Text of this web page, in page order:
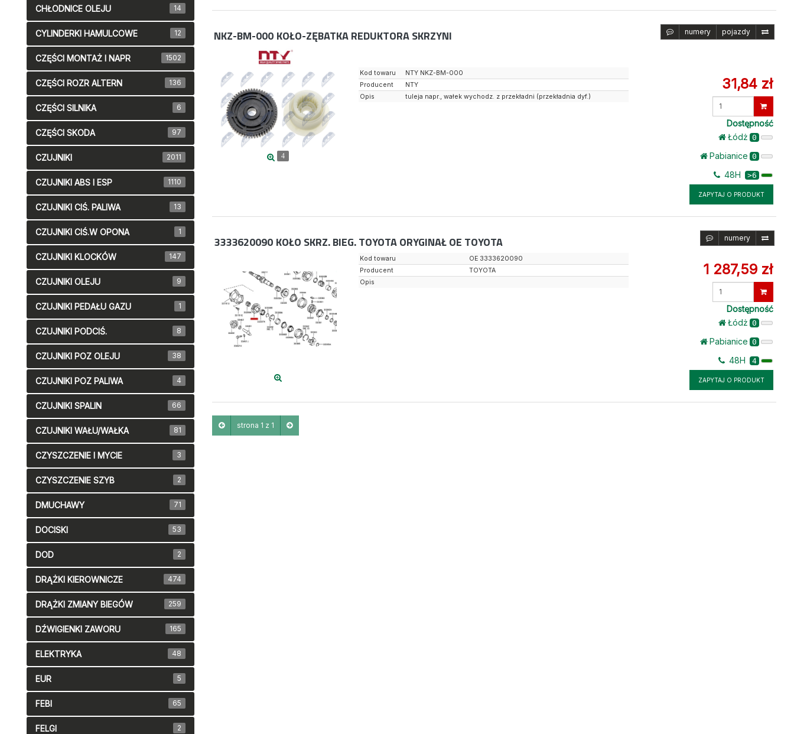
NKZ-BM-000 KOŁO-ZĘBATKA REDUKTORA SKRZYNI numery pojazdy
4
31,84 zł
Wprowadź
Dostępność
Łódż 0
Pabianice 0
48H >6
ZAPYTAJ O PRODUKT
Kod towaru
NTY NKZ-BM-000
Producent
NTY
Opis
tuleja napr., wałek wychodz. z przekładni (przekładnia dyf.)
3333620090 KOŁO SKRZ. BIEG. TOYOTA ORYGINAŁ OE TOYOTA numery
1 287,59 zł
Wprowadź
Dostępność
Łódż 0
Pabianice 0
48H 4
ZAPYTAJ O PRODUKT
Kod towaru
OE 3333620090
Producent
TOYOTA
Opis
strona 1 z 1
CHŁODNICE OLEJU 14
CYLINDERKI HAMULCOWE 12
CZĘŚCI MONTAŻ I NAPR 1502
CZĘŚCI ROZR ALTERN 136
CZĘŚCI SILNIKA 6
CZĘŚCI SKODA 97
CZUJNIKI 2011
CZUJNIKI ABS I ESP 1110
CZUJNIKI CIŚ. PALIWA 13
CZUJNIKI CIŚ.W OPONA 1
CZUJNIKI KLOCKÓW 147
CZUJNIKI OLEJU 9
CZUJNIKI PEDAŁU GAZU 1
CZUJNIKI PODCIŚ. 8
CZUJNIKI POZ OLEJU 38
CZUJNIKI POZ PALIWA 4
CZUJNIKI SPALIN 66
CZUJNIKI WAŁU/WAŁKA 81
CZYSZCZENIE I MYCIE 3
CZYSZCZENIE SZYB 2
DMUCHAWY 71
DOCISKI 53
DOD 2
DRĄŻKI KIEROWNICZE 474
DRĄŻKI ZMIANY BIEGÓW 259
DŹWIGIENKI ZAWORU 165
ELEKTRYKA 48
EUR 5
FEBI 65
FELGI 2